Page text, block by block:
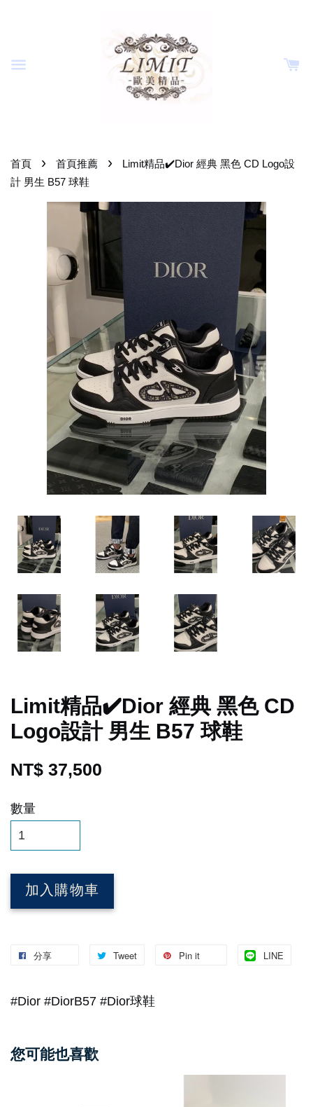
首頁 › 首頁推薦 ›
Limit精品✔️Dior 經典 黑色 CD Logo設
計 男生 B57 球鞋
Limit精品✔️Dior 經典 黑色 CD
Logo設計 男生 B57 球鞋
NT$ 37,500
數量
加入購物車
分享 Tweet Pin it LINE
#Dior #DiorB57 #Dior球鞋
您可能也喜歡